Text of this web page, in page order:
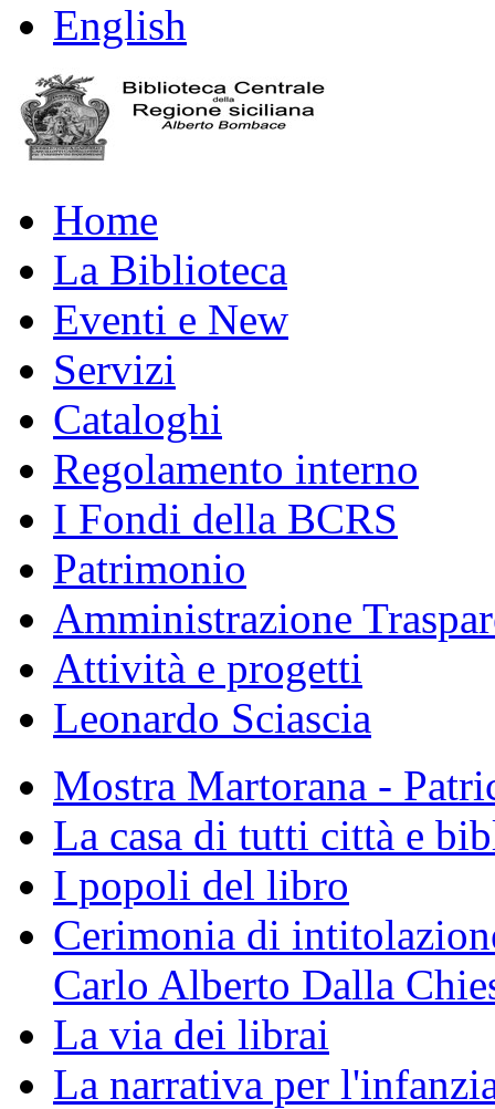
English
Home
La Biblioteca
Eventi e New
Servizi
Cataloghi
Regolamento interno
I Fondi della BCRS
Patrimonio
Amministrazione
Attività e progetti
Leonardo Sciascia
Mostra Martorana -
La casa di tutti città e
I popoli del libro
Cerimonia di
Carlo Alberto Dalla
La via dei librai
La narrativa per